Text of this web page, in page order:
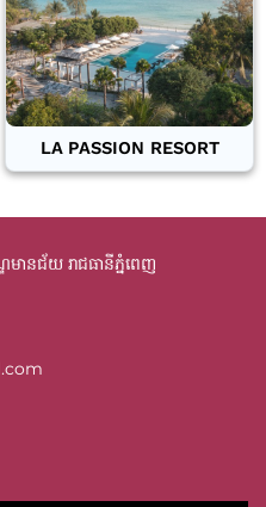
LA PASSION RESORT
ានជ័យ រាជធានីភ្នំពេញ